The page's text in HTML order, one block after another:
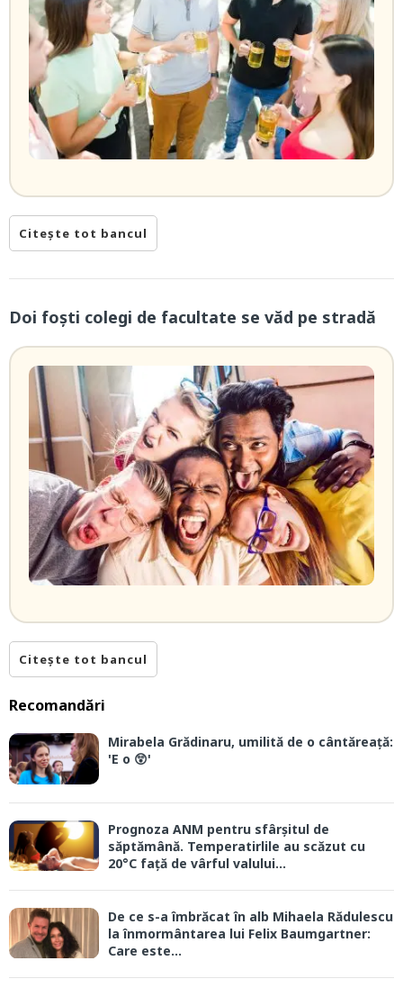
Citește tot bancul
Doi foști colegi de facultate se văd pe stradă
Citește tot bancul
Recomandări
Mirabela Grădinaru, umilită de o cântăreață:
'E o 😲'
Prognoza ANM pentru sfârșitul de
săptămână. Temperatirlile au scăzut cu
20°C față de vârful valului...
De ce s-a îmbrăcat în alb Mihaela Rădulescu
la înmormântarea lui Felix Baumgartner:
Care este...